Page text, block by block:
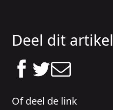
Deel dit artikel
Of deel de link